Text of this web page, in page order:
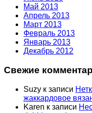
Май 2013
Апрель 2013
Март 2013
Февраль 2013
Январь 2013
Декабрь 2012
Свежие
Suzy к записи
жаккардовое
Karen к записи